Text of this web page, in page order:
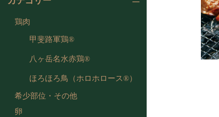
鶏肉
甲斐路軍鶏®
八ヶ岳名水赤鶏®
ほろほろ鳥（ホロホロース®）
希少部位・その他
卵